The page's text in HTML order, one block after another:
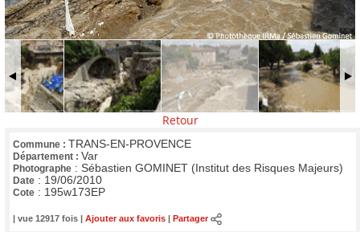
Retour
Commune : TRANS-EN-PROVENCE
Département : Var
Photographe : Sébastien GOMINET (Institut des Risques Majeurs)
Date : 19/06/2010
Cote : 195w173EP
| vue 12917 fois | Ajouter aux favoris Partager